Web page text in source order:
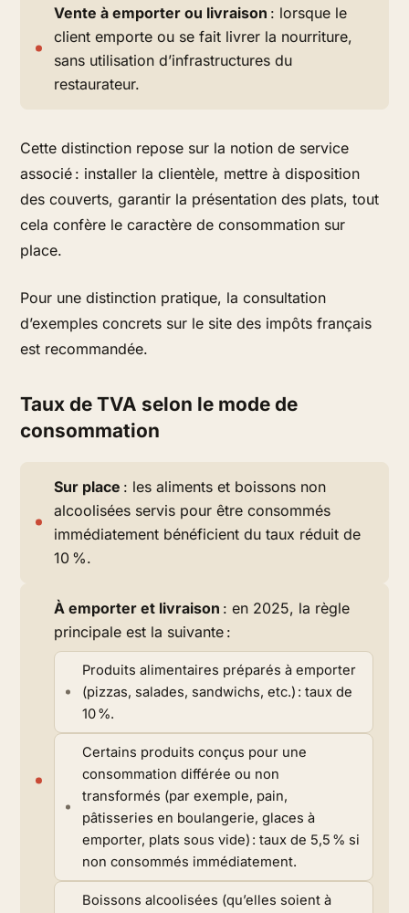
Vente à emporter ou livraison : lorsque le
client emporte ou se fait livrer la nourriture,
sans utilisation d’infrastructures du
restaurateur.
Cette distinction repose sur la notion de service
associé : installer la clientèle, mettre à disposition
des couverts, garantir la présentation des plats, tout
cela confère le caractère de consommation sur
place.
Pour une distinction pratique, la consultation
d’exemples concrets sur le site des impôts français
est recommandée.
Taux de TVA selon le mode de
consommation
Sur place : les aliments et boissons non
alcoolisées servis pour être consommés
immédiatement bénéficient du taux réduit de
10 %.
À emporter et livraison : en 2025, la règle
principale est la suivante :
Produits alimentaires préparés à emporter
(pizzas, salades, sandwichs, etc.) : taux de
10 %.
Certains produits conçus pour une
consommation différée ou non
transformés (par exemple, pain,
pâtisseries en boulangerie, glaces à
emporter, plats sous vide) : taux de 5,5 % si
non consommés immédiatement.
Boissons alcoolisées (qu’elles soient à